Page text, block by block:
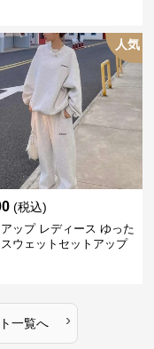
人気
(税込)
ップ レディース ゆった
ウェットセットアップ
一覧へ ›